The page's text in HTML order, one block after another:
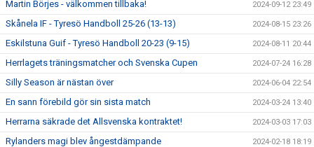
Martin Börjes - välkommen tillbaka! 2024-09-12 23:49
Skånela IF - Tyresö Handboll 25-26 (13-13) 2024-08-15 23:26
Eskilstuna Guif - Tyresö Handboll 20-23 (9-15) 2024-08-11 20:44
Herrlagets träningsmatcher och Svenska Cupen 2024-07-24 16:28
Silly Season är nästan över 2024-06-04 22:54
En sann förebild gör sin sista match 2024-03-24 13:40
Herrarna säkrade det Allsvenska kontraktet! 2024-03-03 17:03
Rylanders magi blev ångestdämpande 2024-02-18 18:19